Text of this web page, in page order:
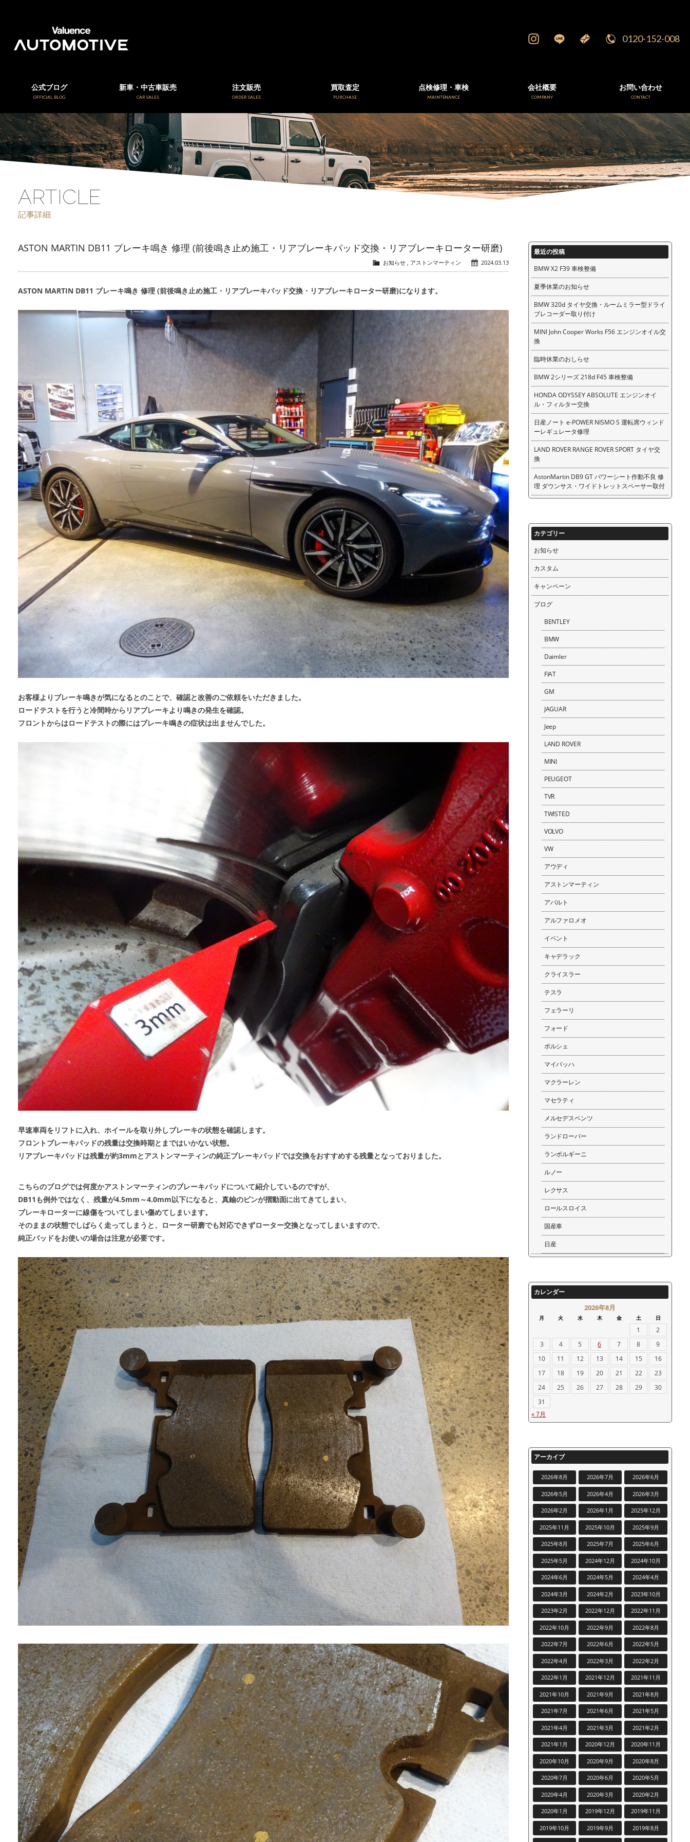
0120-152-008
公式ブログ
OFFICIAL BLOG
新車・中古車販売
CAR SALES
注文販売
ORDER SALES
買取査定
PURCHASE
点検修理・車検
MAINTENANCE
会社概要
COMPANY
お問い合わせ
CONTACT
ARTICLE
記事詳細
ASTON MARTIN DB11 ブレーキ鳴き 修理 (前後鳴き止め施工・リアブレーキパッド交換・リアブレーキローター研磨)
2024.03.13
お知らせ, アストンマーティン
ASTON MARTIN DB11 ブレーキ鳴き 修理 (前後鳴き止め施工・リアブレーキパッド交換・リアブレーキローター研磨)になります。
お客様よりブレーキ鳴きが気になるとのことで、確認と改善のご依頼をいただきました。
ロードテストを行うと冷間時からリアブレーキより鳴きの発生を確認。
フロントからはロードテストの際にはブレーキ鳴きの症状は出ませんでした。
早速車両をリフトに入れ、ホイールを取り外しブレーキの状態を確認します。
フロントブレーキパッドの残量は交換時期とまではいかない状態。
リアブレーキパッドは残量が約3mmとアストンマーティンの純正ブレーキパッドでは交換をおすすめする残量となっておりました。
こちらのブログでは何度かアストンマーティンのブレーキパッドについて紹介しているのですが、
DB11も例外ではなく、残量が4.5mm～4.0mm以下になると、真鍮のピンが摺動面に出てきてしまい、
ブレーキローターに線傷をついてしまい傷めてしまいます。
そのままの状態でしばらく走ってしまうと、ローター研磨でも対応できずローター交換となってしまいますので、
純正パッドをお使いの場合は注意が必要です。
最近の投稿
BMW X2 F39 車検整備
夏季休業のお知らせ
BMW 320d タイヤ交換・ルームミラー型ドライ
ブレコーダー取り付け
MINI John Cooper Works F56 エンジンオイル交
換
臨時休業のおしらせ
BMW 2シリーズ 218d F45 車検整備
HONDA ODYSSEY ABSOLUTE エンジンオイ
ル・フィルター交換
日産ノート e-POWER NISMO S 運転席ウィンド
ーレギュレータ修理
LAND ROVER RANGE ROVER SPORT タイヤ交
換
AstonMartin DB9 GT パワーシート作動不良 修
理 ダウンサス・ワイドトレットスペーサー取付
カテゴリー
お知らせ
カスタム
キャンペーン
ブログ
BENTLEY
BMW
Daimler
FIAT
GM
JAGUAR
Jeep
LAND ROVER
MINI
PEUGEOT
TVR
TWISTED
VOLVO
VW
アウディ
アストンマーティン
アバルト
アルファロメオ
イベント
キャデラック
クライスラー
テスラ
フェラーリ
フォード
ポルシェ
マイバッハ
マクラーレン
マセラティ
メルセデスベンツ
ランドローバー
ランボルギーニ
ルノー
レクサス
ロールスロイス
国産車
日産
カレンダー
2026年8月
月 火 水 木 金 土 日
1
2
3
4 5 6 7 8
9
10
11 12 13 14 15
16
17
18 19 20 21 22
23
24
25 26 27 28 29
30
31
« 7月
アーカイブ
2026年8月 2026年7月 2026年6月
2026年5月 2026年4月 2026年3月
2026年2月 2026年1月 2025年12月
2025年11月 2025年10月 2025年9月
2025年8月 2025年7月 2025年6月
2025年5月 2024年12月 2024年10月
2024年6月 2024年5月 2024年4月
2024年3月 2024年2月 2023年10月
2023年2月 2022年12月 2022年11月
2022年10月 2022年9月 2022年8月
2022年7月 2022年6月 2022年5月
2022年4月 2022年3月 2022年2月
2022年1月 2021年12月 2021年11月
2021年10月 2021年9月 2021年8月
2021年7月 2021年6月 2021年5月
2021年4月 2021年3月 2021年2月
2021年1月 2020年12月 2020年11月
2020年10月 2020年9月 2020年8月
2020年7月 2020年6月 2020年5月
2020年4月 2020年3月 2020年2月
2020年1月 2019年12月 2019年11月
2019年10月 2019年9月 2019年8月